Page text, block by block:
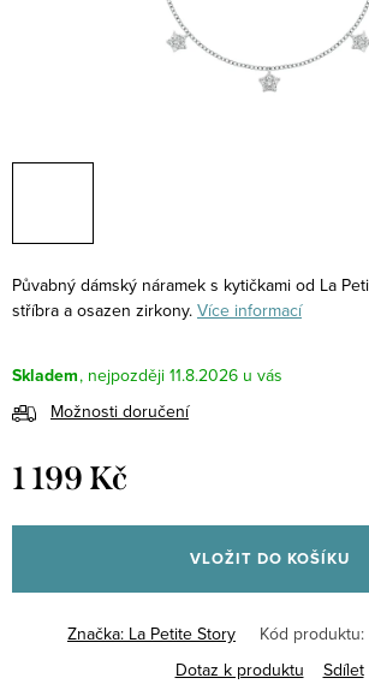
Půvabný dámský náramek s kytičkami od La
stříbra a osazen zirkony. Více informací
Skladem
11.8.2026
Možnosti doručení
1 199 Kč
cena:
VLOŽIT DO KOŠÍKU
Značka: La Petite Story Kód produktu:
Dotaz k produktu
Sdílet